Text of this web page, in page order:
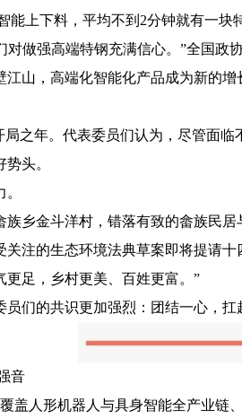
上下料，平均不到2分钟就有一块
做强高端特钢充满信心。”全国政
江山，高端化智能化产品成为新的
之年。代表委员们认为，尽管面临
头。
金斗洋村，错落有致的畲族民居
的生态环境法典草案即将提请十
更足，乡村更美、百姓更富。”
的共识更加强烈：团结一心，扛
音
人形机器人与具身智能全产业链